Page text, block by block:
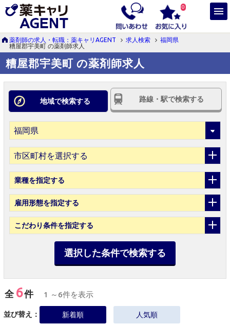
0
薬剤師の求人・転職：薬キャリAGENT 求人検索
福岡県
糟屋郡宇美町 の薬剤師求人
糟屋郡宇美町 の薬剤師求人
地域で検索する 路線・駅で検索する
市区町村を選択する
業種を指定する
雇用形態を指定する
こだわり条件を指定する
選択した条件で検索する
全 6件 1 ～6件を表示
並び替え： 新着順 人気順